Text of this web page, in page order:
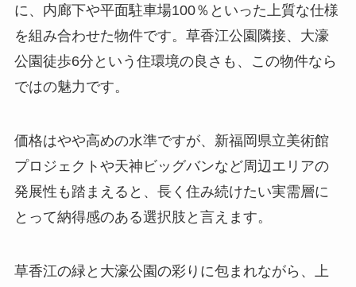
に、内廊下や平面駐車場100％といった上質な仕様
を組み合わせた物件です。草香江公園隣接、大濠
公園徒歩6分という住環境の良さも、この物件なら
ではの魅力です。
価格はやや高めの水準ですが、新福岡県立美術館
プロジェクトや天神ビッグバンなど周辺エリアの
発展性も踏まえると、長く住み続けたい実需層に
とって納得感のある選択肢と言えます。
草香江の緑と大濠公園の彩りに包まれながら、上